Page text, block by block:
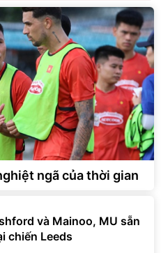
ngã của thời gian
và Mainoo, MU sẵn
chiến Leeds